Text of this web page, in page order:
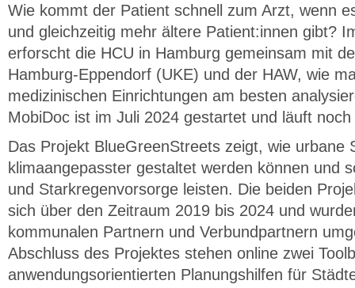
Wie kommt der Patient schnell zum Arzt, wenn
und gleichzeitig mehr ältere Patient:innen gibt?
erforscht die HCU in Hamburg gemeinsam mit
Hamburg-Eppendorf (UKE) und der HAW, wie
medizinischen Einrichtungen am besten
MobiDoc ist im Juli 2024 gestartet und läuft
Das Projekt BlueGreenStreets zeigt, wie urbane
klimaangepasster gestaltet werden können und
und Starkregenvorsorge leisten. Die beiden
sich über den Zeitraum 2019 bis 2024 und
kommunalen Partnern und Verbundpartnern
Abschluss des Projektes stehen online zwei
anwendungsorientierten Planungshilfen für